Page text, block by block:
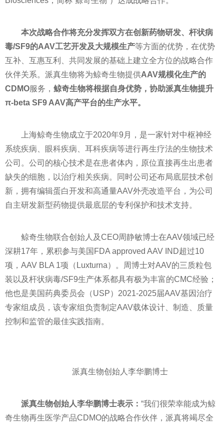
本次战略合作将充分发挥双方在创新药物研发、杆状病
毒/SF9的AAV工艺开发及大规模生产等方面的优势，在优势
互补、互惠互利、共同发展的基础上建立全方位的战略合作
伙伴关系。派真生物将为鲸奇生物提供AAV规模化生产的
CDMO服务， 鲸奇生物将根据自身优势，协助派真生物提升
π-beta SF9 AAV高产平台的生产水平。
上海鲸奇生物成立于2020年9月，是一家针对中枢神经
系统疾病、眼科疾病、耳科疾病等进行再生疗法的生物技术
公司。公司的核心技术是在患者体内，原位直接再生出患者
缺失的细胞，以治疗相关疾病。同时公司还布局底层技术创
新，拥有编辑蛋白开发和高通量AAV外壳改造平台，为公司
自主研发新型药物提供最底层的专利保护和技术支持。
鲸奇生物联合创始人及CEO周静敏博士在AAV领域已经
深耕17年，累积参与美国FDA approved AAV IND超过10
项，AAV BLA 1项（Luxturna）。周博士对AAV的三质粒包
装以及杆状病毒/SF9生产体系都具有极为丰富的CMC经验；
他也是美国药典委员会（USP）2021-2025届AAV基因治疗
专家组成员，该专家组负责制定AAV载体设计、制造、质量
控制和监管的最佳实践指南。
派真生物创始人李华鹏博士
派真生物创始人李华鹏博士表示： “我们很荣幸能成为鲸
奇生物再生医学产品CDMO的战略合作伙伴，派真将竭尽全